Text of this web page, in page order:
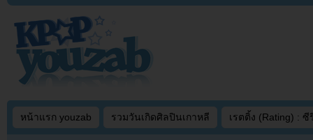
หน้าแรก youzab รวมวันเกิดศิลปินเกาหลี เรตติ้ง (Rating) : ซี